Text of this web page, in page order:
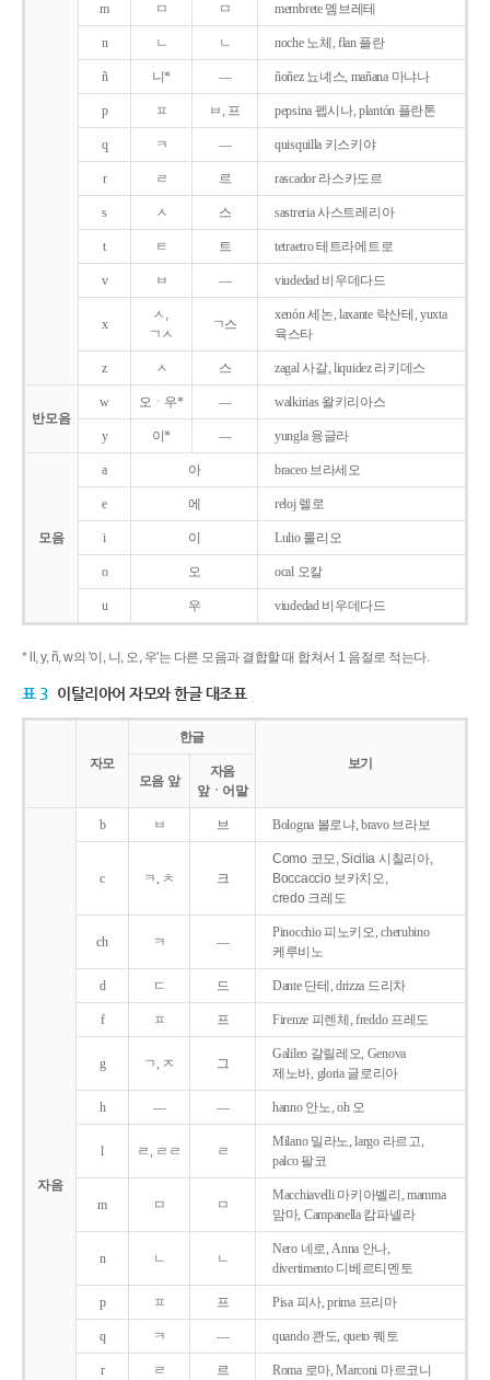
m ㅁ ㅁ membrete 멤브레테
n ㄴ ㄴ noche 노체, flan 플란
ñ 니* ― ñoñez 뇨녜스, mañana 마냐나
p ㅍ ㅂ, 프 pepsina 펩시나, plantón 플란톤
q ㅋ ― quisquilla 키스키야
r ㄹ 르 rascador 라스카도르
s ㅅ 스 sastreria 사스트레리아
t ㅌ 트 tetraetro 테트라에트로
v ㅂ ― viudedad 비우데다드
x
ㅅ,
ㄱㅅ
ㄱ스
xenón 세논, laxante 락산테, yuxta
육스타
z ㅅ 스 zagal 사갈, liquidez 리키데스
반모음
w 오ㆍ우* ― walkirias 왈키리아스
y 이* ― yungla 융글라
모음
a 아 braceo 브라세오
e 에 reloj 렐로
i 이 Lulio 룰리오
o 오 ocal 오칼
u 우 viudedad 비우데다드
* ll, y, ñ, w의 '이, 니, 오, 우'는 다른 모음과 결합할 때 합쳐서 1 음절로 적는다.
표 3 이탈리아어 자모와 한글 대조표
자모
한글
보기
모음 앞
자음
앞ㆍ어말
자음
b ㅂ 브 Bologna 볼로냐, bravo 브라보
c ㅋ, ㅊ 크
Como 코모, Sicilia 시칠리아,
Boccaccio 보카치오,
credo 크레도
ch ㅋ ―
Pinocchio 피노키오, cherubino
케루비노
d ㄷ 드 Dante 단테, drizza 드리차
f ㅍ 프 Firenze 피렌체, freddo 프레도
g ㄱ, ㅈ 그
Galileo 갈릴레오, Genova
제노바, gloria 글로리아
h ― ― hanno 안노, oh 오
l ㄹ, ㄹㄹ ㄹ
Milano 밀라노, largo 라르고,
palco 팔코
m ㅁ ㅁ
Macchiavelli 마키아벨리, mamma
맘마, Campanella 캄파넬라
n ㄴ ㄴ
Nero 네로, Anna 안나,
divertimento 디베르티멘토
p ㅍ 프 Pisa 피사, prima 프리마
q ㅋ ― quando 콴도, queto 퀘토
r ㄹ 르 Roma 로마, Marconi 마르코니